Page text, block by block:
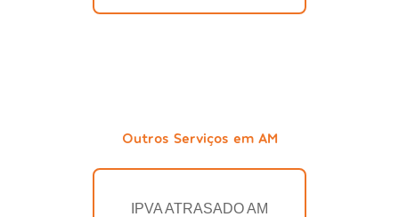
Outros Serviços em AM
IPVA ATRASADO AM